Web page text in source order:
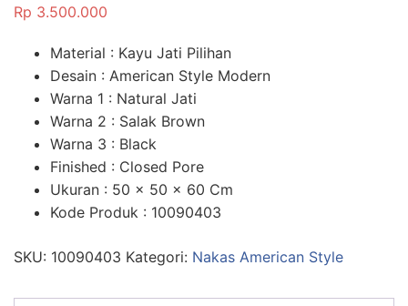
berdasarka
Rp 3.500.000
Material : Kayu Jati Pilihan
Desain : American Style Modern
Warna 1 : Natural Jati
Warna 2 : Salak Brown
Warna 3 : Black
Finished : Closed Pore
Ukuran : 50 x 50 x 60 Cm
Kode Produk : 10090403
SKU: 10090403 Kategori: Nakas American Style